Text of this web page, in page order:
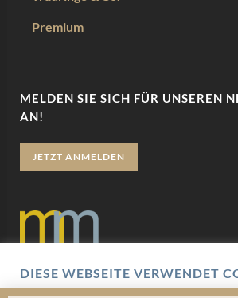
Premium
MELDEN SIE SICH FÜR UNSEREN
AN!
JETZT ANMELDEN
Datenschutz
DIESE WEBSEITE VERWENDET
Wir verwenden Cookies um Ihnen eine